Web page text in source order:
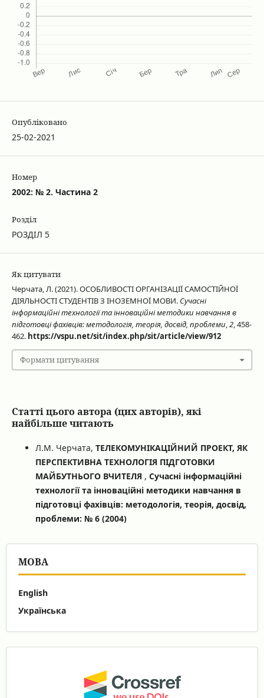
Опубліковано
25-02-2021
Номер
2002: № 2. Частина 2
Розділ
РОЗДІЛ 5
Як цитувати
Черчата, Л. (2021). ОСОБЛИВОСТІ ОРГАНІЗАЦІЇ САМОСТІЙНОЇ
ДІЯЛЬНОСТІ СТУДЕНТІВ З ІНОЗЕМНОЇ МОВИ. Сучасні
інформаційні технології та інноваційні методики навчання в
підготовці фахівців: методологія, теорія, досвід, проблеми,2, 458-
462. https://vspu.net/sit/index.php/sit/article/view/912
Формати цитування
Статті цього автора (цих авторів), які
найбільше читають
Л.М. Черчата, ТЕЛЕКОМУНІКАЦІЙНИЙ ПРОЕКТ, ЯК
ПЕРСПЕКТИВНА ТЕХНОЛОГІЯ ПІДГОТОВКИ
МАЙБУТНЬОГО ВЧИТЕЛЯ , Сучасні інформаційні
технології та інноваційні методики навчання в
підготовці фахівців: методологія, теорія, досвід,
проблеми: № 6 (2004)
МОВА
English
Українська